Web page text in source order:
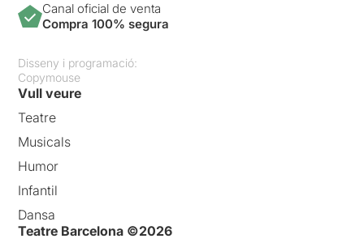
Canal oficial de venta
Compra 100% segura
Disseny i programació:
Copymouse
Vull veure
Teatre
Musicals
Humor
Infantil
Dansa
Teatre Barcelona ©2026